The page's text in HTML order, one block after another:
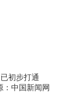
初步打通
中国新闻网